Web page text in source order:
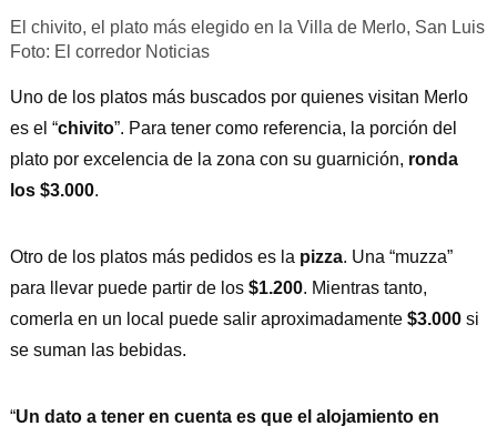
El chivito, el plato más elegido en la Villa de Merlo, San Luis
Foto: El corredor Noticias
Uno de los platos más buscados por quienes visitan Merlo
es el “chivito”. Para tener como referencia, la porción del
plato por excelencia de la zona con su guarnición, ronda
los $3.000.
Otro de los platos más pedidos es la pizza. Una “muzza”
para llevar puede partir de los $1.200. Mientras tanto,
comerla en un local puede salir aproximadamente $3.000si
se suman las bebidas.
“Un dato a tener en cuenta es que el alojamiento en